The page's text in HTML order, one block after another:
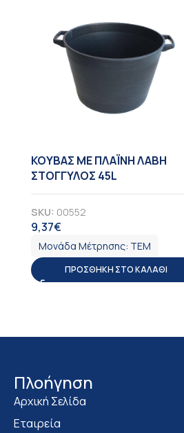
KOYBAΣ ΜΕ ΠΛΑΪΝΗ ΛΑΒΗ
ΣΤΟΓΓΥΛΟΣ 45L
SKU: 00552
9,37€
Μονάδα Μέτρησης: ΤΕΜ
ΠΡΟΣΘΉΚΗ ΣΤΟ ΚΑΛΆΘΙ
Πλοήγηση
Αρχική Σελίδα
Εταιρεία